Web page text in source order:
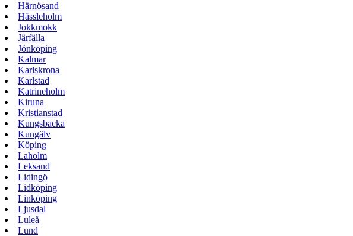
Härnösand
Hässleholm
Jokkmokk
Järfälla
Jönköping
Kalmar
Karlskrona
Karlstad
Katrineholm
Kiruna
Kristianstad
Kungsbacka
Kungälv
Köping
Laholm
Leksand
Lidingö
Lidköping
Linköping
Ljusdal
Luleå
Lund